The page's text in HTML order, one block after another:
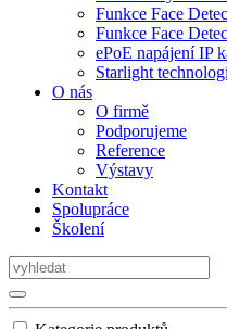
Funkce Face
Funkce Face
ePoE napájení IP
Starlight
O nás
O firmě
Podporujeme
Reference
Výstavy
Kontakt
Spolupráce
Školení